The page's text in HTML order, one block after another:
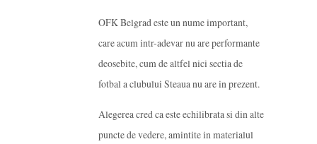
OFK Belgrad este un nume important,
care acum intr-adevar nu are performante
deosebite, cum de altfel nici sectia de
fotbal a clubului Steaua nu are in prezent.
Alegerea cred ca este echilibrata si din alte
puncte de vedere, amintite in materialul